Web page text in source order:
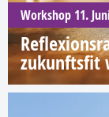
Workshop 11. Juni
zukunftsfit